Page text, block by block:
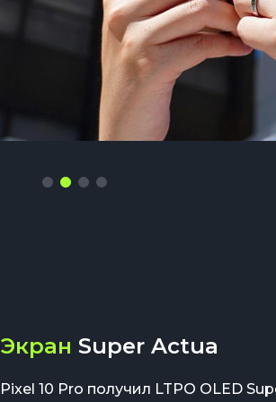
ЭкранSuper Actua
Pixel 10 Pro получил LTPO OLED